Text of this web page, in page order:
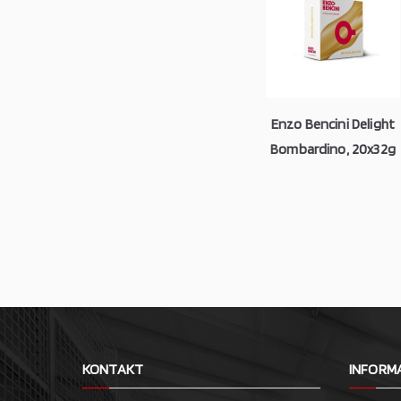
Enzo Bencini Delight
Bombardino, 20x32g
KONTAKT